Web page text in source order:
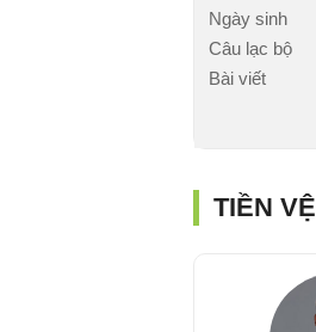
Ngày sinh
Câu lạc bộ
Bài viết
TIỀN VỆ